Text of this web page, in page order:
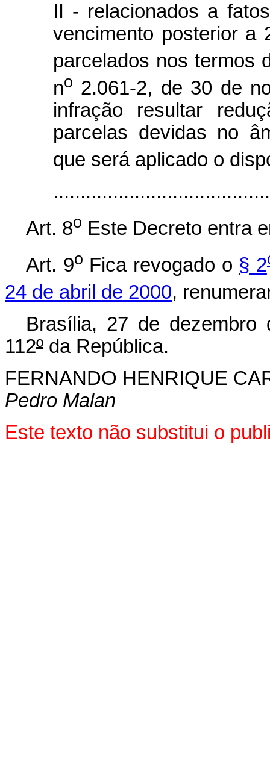
II - relacionados a
vencimento posterior a
parcelados nos termos
no 2.061-2, de 30 de
infração resultar
parcelas devidas no
que será aplicado o
Art. 8o Este Decreto entra
Art. 9o Fica revogado o § 2
24 de abril de 2000,
Brasília, 27 de dezembro
112º da República.
FERNANDO HENRIQUE
Pedro Malan
Este texto não substitui o